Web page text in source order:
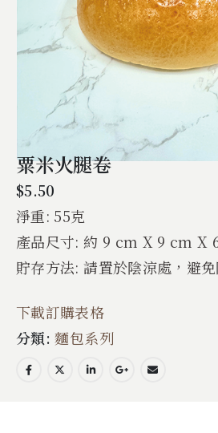
粟米火腿卷
$5.50
淨重: 55克
產品尺寸: 約 9 cm X 9 cm X
貯存方法: 請置於陰涼處，避
下載訂購表格
分類:麵包系列